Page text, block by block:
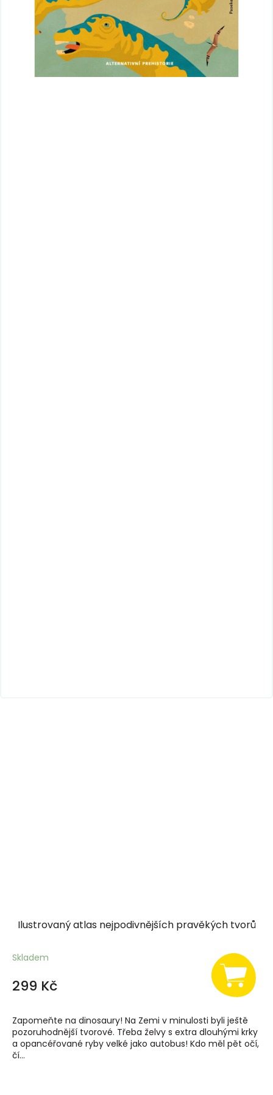
Ilustrovaný atlas nejpodivnějších pravěkých tvorů
Skladem
299 Kč
Zapomeňte na dinosaury! Na Zemi v minulosti byli ještě
pozoruhodnější tvorové. Třeba želvy s extra dlouhými krky
a opancéřované ryby velké jako autobus! Kdo měl pět očí,
čí...